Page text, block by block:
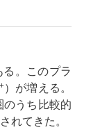
。このプラ
）が増える。
うち比較的
れてきた。